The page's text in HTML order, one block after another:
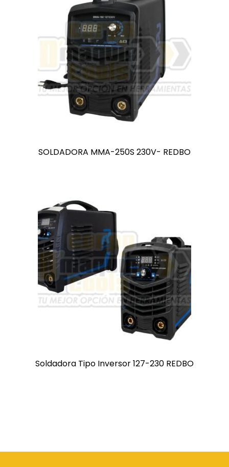
SOLDADORA MMA-250S 230V- REDBO
Soldadora Tipo Inversor 127-230 REDBO